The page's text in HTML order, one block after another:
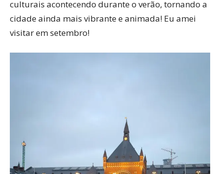
culturais acontecendo durante o verão, tornando a
cidade ainda mais vibrante e animada! Eu amei
visitar em setembro!